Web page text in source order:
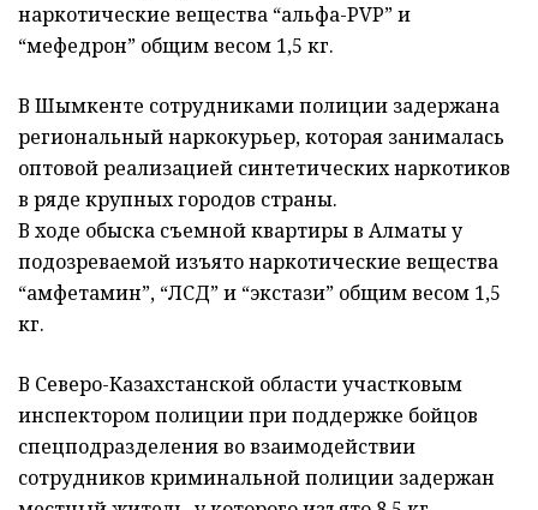
наркотические вещества “альфа-PVP” и
“мефедрон” общим весом 1,5 кг.
В Шымкенте сотрудниками полиции задержана
региональный наркокурьер, которая занималась
оптовой реализацией синтетических наркотиков
в ряде крупных городов страны.
В ходе обыска съемной квартиры в Алматы у
подозреваемой изъято наркотические вещества
“амфетамин”, “ЛСД” и “экстази” общим весом 1,5
кг.
В Северо-Казахстанской области участковым
инспектором полиции при поддержке бойцов
спецподразделения во взаимодействии
сотрудников криминальной полиции задержан